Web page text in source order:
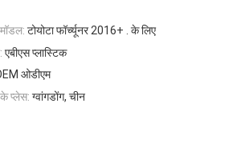
टोयोटा फॉर्च्यूनर 2016+ . के लिए
एबीएस प्लास्टिक
ओडीएम
के प्लेस: ग्वांगडोंग, चीन